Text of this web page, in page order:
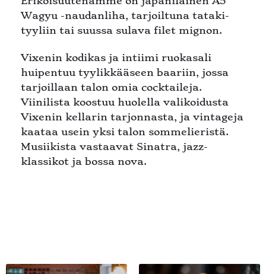
Wagyu -naudanliha, tarjoiltuna tataki-
tyyliin tai suussa sulava filet mignon.
Vixenin kodikas ja intiimi ruokasali
huipentuu tyylikkääseen baariin, jossa
tarjoillaan talon omia cocktaileja.
Viinilista koostuu huolella valikoidusta
Vixenin kellarin tarjonnasta, ja vintageja
kaataa usein yksi talon sommelieristä.
Musiikista vastaavat Sinatra, jazz-
klassikot ja bossa nova.